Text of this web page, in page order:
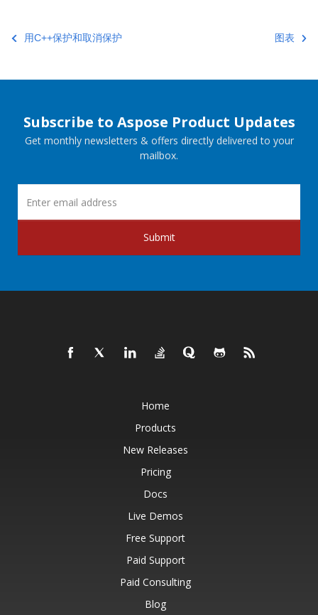
用C++保护和取消保护 图表
Subscribe to Aspose Product Updates
Get monthly newsletters & offers directly delivered to your
mailbox.
Submit
Home
Products
New Releases
Pricing
Docs
Live Demos
Free Support
Paid Support
Paid Consulting
Blog